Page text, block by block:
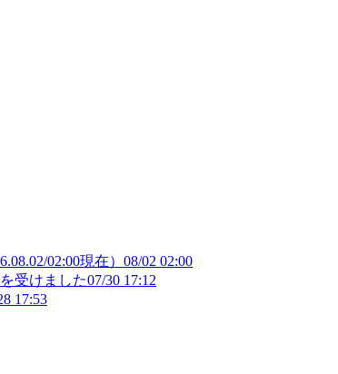
02:00現在） 08/02 02:00
受けました07/30 17:12
17:53